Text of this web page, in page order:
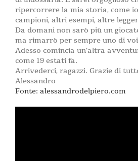
ripercorrere la mia storia, come
campioni, altri esempi, altre
Da domani non sarò più un
ma rimarrò per sempre uno di
Adesso comincia un’altra
come 19 estati fa.
Arrivederci, ragazzi. Grazie di
Alessandro
Fonte: alessandrodelpiero.com